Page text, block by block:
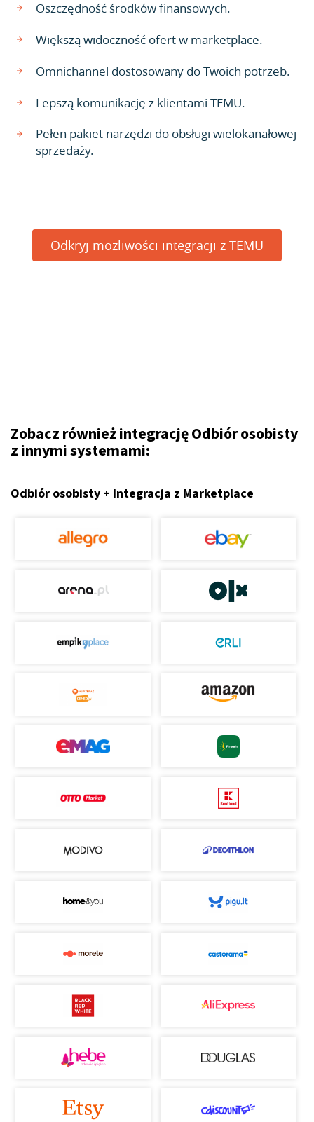
Oszczędność środków finansowych.
Większą widoczność ofert w marketplace.
Omnichannel dostosowany do Twoich potrzeb.
Lepszą komunikację z klientami TEMU.
Pełen pakiet narzędzi do obsługi wielokanałowej
sprzedaży.
Odkryj możliwości integracji z TEMU
Zobacz również integrację Odbiór osobisty
z innymi systemami:
Odbiór osobisty + Integracja z Marketplace